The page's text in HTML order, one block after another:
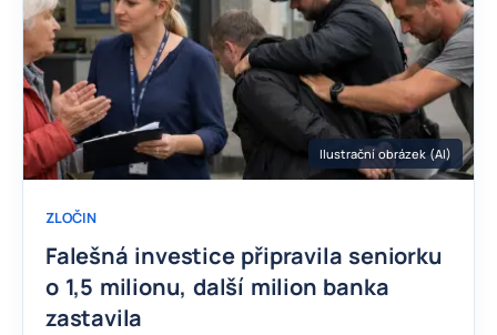
Ilustrační obrázek (AI)
ZLOČIN
Falešná investice připravila seniorku
o 1,5 milionu, další milion banka
zastavila